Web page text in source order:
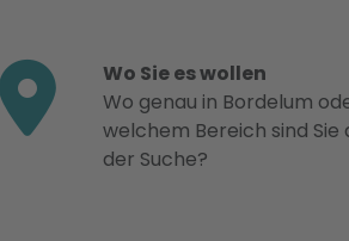
Wo Sie es wollen
Wo genau in Bordelum
welchem Bereich sind Sie
der Suche?